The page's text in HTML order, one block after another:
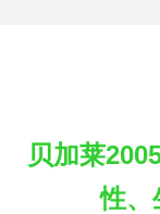
贝加莱
性、